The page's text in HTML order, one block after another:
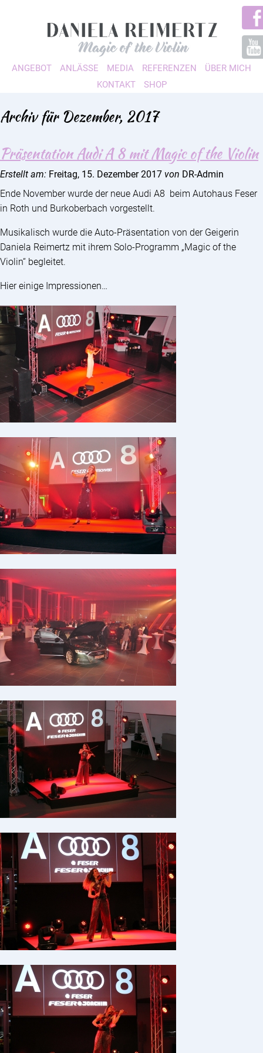
ANGEBOT ANLÄSSE MEDIA REFERENZEN
ÜBER MICH
KONTAKT
SHOP
Archiv für Dezember, 2017
Präsentation Audi A 8 mit Magic of the Violin
Erstellt am: Freitag, 15. Dezember 2017 von DR-Admin
Ende November wurde der neue Audi A8 beim Autohaus Feser
in Roth und Burkoberbach vorgestellt.
Musikalisch wurde die Auto-Präsentation von der Geigerin
Daniela Reimertz mit ihrem Solo-Programm „Magic of the
Violin“ begleitet.
Hier einige Impressionen…